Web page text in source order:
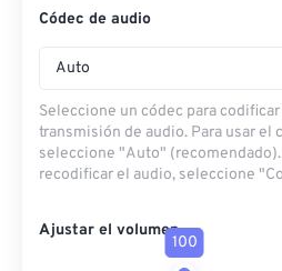
Códec de audio
Auto
Seleccione un códec para
transmisión de audio. Para usar el
seleccione "Auto"
recodificar el audio, seleccione
Ajustar el volumen
100